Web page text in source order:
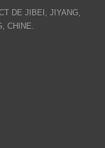
DE JIBEI, JIYANG,
CHINE.